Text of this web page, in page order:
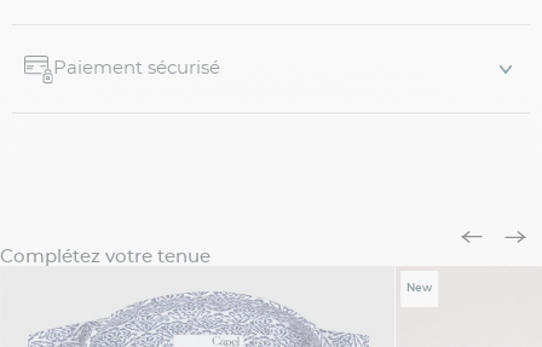
Paiement sécurisé
Complétez votre tenue
New